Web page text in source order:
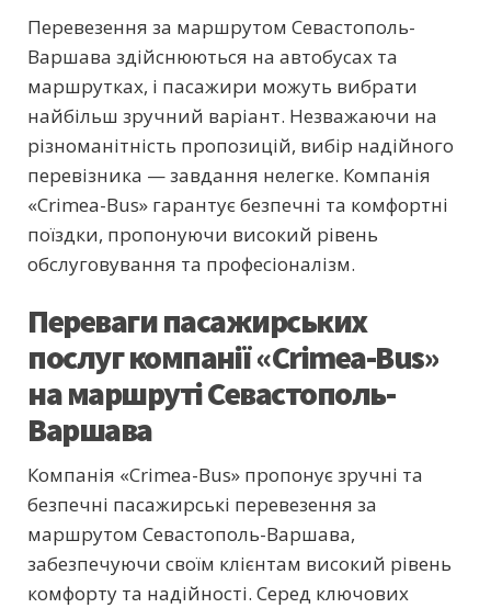
Перевезення за маршрутом Севастополь-
Варшава здійснюються на автобусах та
маршрутках, і пасажири можуть вибрати
найбільш зручний варіант. Незважаючи на
різноманітність пропозицій, вибір надійного
перевізника — завдання нелегке. Компанія
«Crimea-Bus» гарантує безпечні та комфортні
поїздки, пропонуючи високий рівень
обслуговування та професіоналізм.
Переваги пасажирських
послуг компанії «Crimea-Bus»
на маршруті Севастополь-
Варшава
Компанія «Crimea-Bus» пропонує зручні та
безпечні пасажирські перевезення за
маршрутом Севастополь-Варшава,
забезпечуючи своїм клієнтам високий рівень
комфорту та надійності. Серед ключових